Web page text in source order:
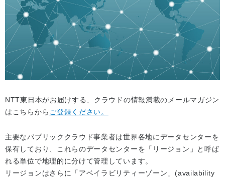
NTT東日本がお届けする、クラウドの情報満載のメールマガジン
はこちらから ご登録ください。
主要なパブリッククラウド事業者は世界各地にデータセンターを
保有しており、これらのデータセンターを「リージョン」と呼ば
れる単位で地理的に分けて管理しています。
リージョンはさらに「アベイラビリティーゾーン」(availability